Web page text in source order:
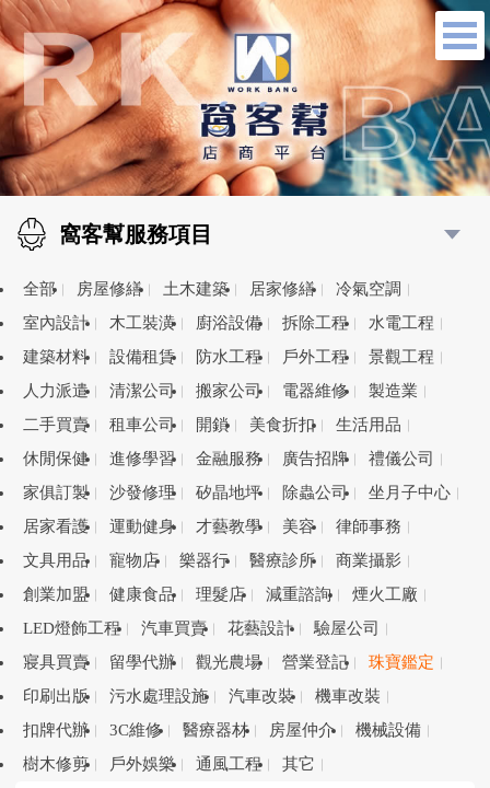
窩客幫服務項目
全部 房屋修繕 土木建築 居家修繕
冷氣空調
室內設計
木工裝潢 廚浴設備 拆除工程
水電工程
建築材料
設備租賃 防水工程 戶外工程
景觀工程
人力派遣
清潔公司 搬家公司 電器維修
製造業
二手買賣
租車公司 開鎖 美食折扣
生活用品
休閒保健
進修學習 金融服務 廣告招牌
禮儀公司
家俱訂製
沙發修理 矽晶地坪 除蟲公司
坐月子中心
居家看護
運動健身 才藝教學 美容
律師事務
文具用品
寵物店 樂器行 醫療診所
商業攝影
創業加盟
健康食品 理髮店 減重諮詢
煙火工廠
LED燈飾工程
汽車買賣 花藝設計
驗屋公司
寢具買賣
留學代辦 觀光農場 營業登記
珠寶鑑定
印刷出版
污水處理設施 汽車改裝
機車改裝
扣牌代辦
3C維修 醫療器材 房屋仲介
機械設備
樹木修剪
戶外娛樂 通風工程 其它